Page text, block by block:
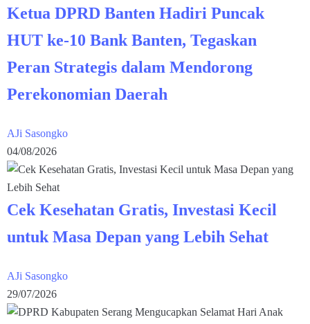
Ketua DPRD Banten Hadiri Puncak
HUT ke-10 Bank Banten, Tegaskan
Peran Strategis dalam Mendorong
Perekonomian Daerah
AJi Sasongko
04/08/2026
Cek Kesehatan Gratis, Investasi Kecil
untuk Masa Depan yang Lebih Sehat
AJi Sasongko
29/07/2026